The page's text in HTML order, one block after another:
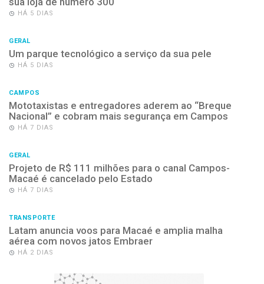
HÁ 5 DIAS
GERAL
Um parque tecnológico a serviço da sua pele
HÁ 5 DIAS
CAMPOS
Mototaxistas e entregadores aderem ao “Breque
Nacional” e cobram mais segurança em Campos
HÁ 7 DIAS
GERAL
Projeto de R$ 111 milhões para o canal Campos-
Macaé é cancelado pelo Estado
HÁ 7 DIAS
TRANSPORTE
Latam anuncia voos para Macaé e amplia malha
aérea com novos jatos Embraer
HÁ 2 DIAS